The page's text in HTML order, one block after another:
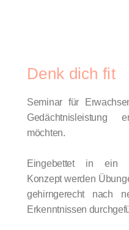
Denk dich fit
Seminar für
Gedächtnisleistung
möchten.
Eingebettet in ein
Konzept werden
gehirngerecht nach
Erkenntnissen